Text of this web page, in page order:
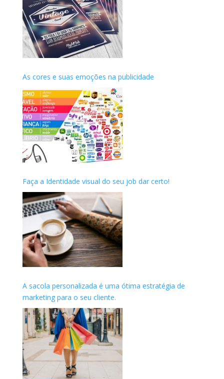
As cores e suas emoções na publicidade
Faça a Identidade visual do seu job dar certo!
A sacola personalizada é uma ótima estratégia de
marketing para o seu cliente.